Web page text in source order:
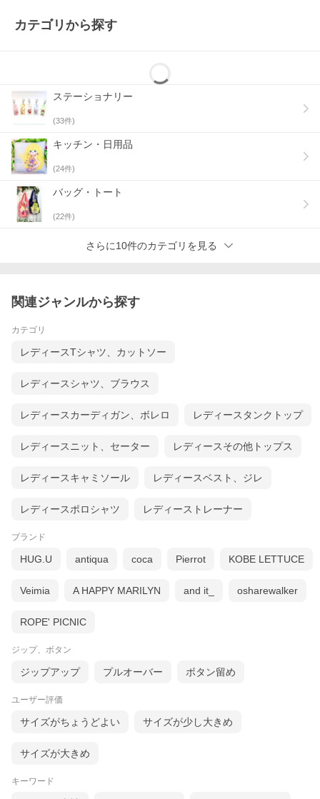
カテゴリから探す
ステーショナリー
(33件)
キッチン・日用品
(24件)
バッグ・トート
(22件)
さらに10件のカテゴリを見る
関連ジャンルから探す
カテゴリ
レディースTシャツ、カットソー
レディースシャツ、ブラウス
レディースカーディガン、ボレロ レディースタンクトップ
レディースニット、セーター レディースその他トップス
レディースキャミソール レディースベスト、ジレ
レディースポロシャツ レディーストレーナー
ブランド
HUG.U antiqua coca Pierrot KOBE LETTUCE
Veimia A HAPPY MARILYN and it_ osharewalker
ROPE' PICNIC
ジップ、ボタン
ジップアップ プルオーバー ボタン留め
ユーザー評価
サイズがちょうどよい サイズが少し大きめ
サイズが大きめ
キーワード